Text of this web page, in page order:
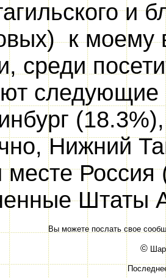
и
к моему
среди
следующие
Нижний
Россия
Штаты
Вы можете послать свое
©